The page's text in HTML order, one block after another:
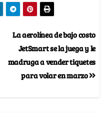
La aerolínea de bajo costo
JetSmart se la juega y le
madruga a vender tiquetes
para volar en marzo